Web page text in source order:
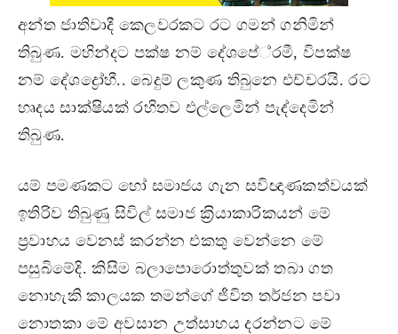
අන්ත ජාතිවාදී කෙලවරකට රට ගමන් ගනිමින්
තිබුණ. මහින්දට පක්ෂ නම් දේශපේ‍්‍රමී, විපක්ෂ
නම් දේශද්‍රෝහී.. බෙදුම් ලකුණ තිබුනෙ එච්චරයි. රට
හෘදය සාක්ෂියක් රහිතව එල්ලෙමින් පැද්දෙමින්
තිබුණ.
යම් පමණකට හෝ සමාජය ගැන සවිඥාණකත්වයක්
ඉතිරිව තිබුණු සිවිල් සමාජ ක‍්‍රියාකාරිකයන් මේ
ප‍්‍රවාහය වෙනස් කරන්න එකතු වෙන්නෙ මේ
පසුබිමේදි. කිසිම බලාපොරොත්තුවක් තබා ගත
නොහැකි කාලයක තමන්ගේ ජීවිත තර්ජන පවා
නොතකා මේ අවසාන උත්සාහය දරන්නට මේ